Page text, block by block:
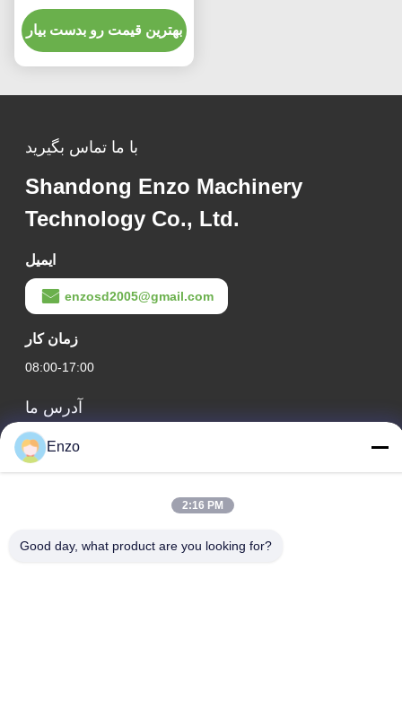
400-2000mm پهنای صفحه
محدوده و فولاد با سرعت
بالا (HSS) تیغه
بهترین قیمت رو بدست بیار
با ما تماس بگیرید
Shandong Enzo Machinery
Technology Co., Ltd.
ایمیل
enzosd2005@gmail.com
زمان کار
08:00-17:00
آدرس ما
آدرس شرکت
شماره 599، جاده ژانگبی، شهرستان هوانتای، شهر زیبو، استان شان
شماره ۵۵۳، جاده ژانگبی، شهرستان هوانتای، شهر زیبو، استان
Enzo
2:16 PM
Good day, what product are you looking for?